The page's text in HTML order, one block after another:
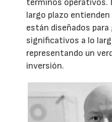
términos operativos.
largo plazo entienden
están diseñados
significativos a lo
representando un
inversión.